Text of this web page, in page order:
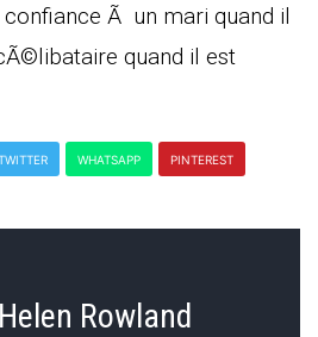
Ã un mari quand il
quand il est
WHATSAPP PINTEREST
Rowland